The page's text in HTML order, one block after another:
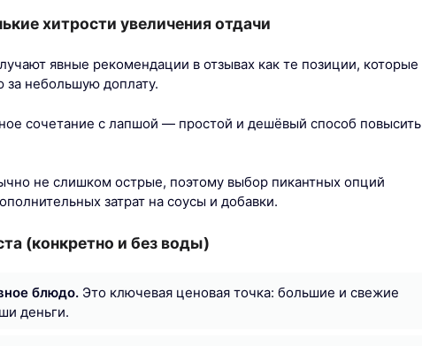
хитрости увеличения отдачи
явные рекомендации в отзывах как те позиции, которые
небольшую доплату.
сочетание с лапшой — простой и дешёвый способ повысить
не слишком острые, поэтому выбор пикантных опций
затрат на соусы и добавки.
(конкретно и без воды)
блюдо. Это ключевая ценовая точка: большие и свежие
деньги.